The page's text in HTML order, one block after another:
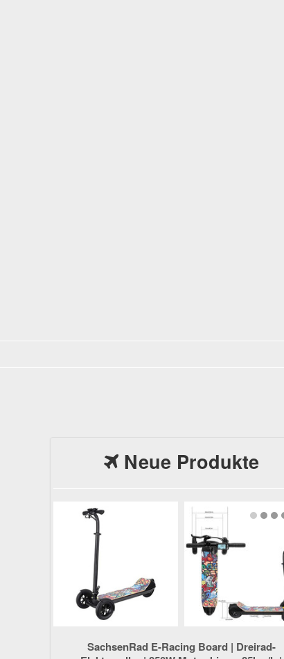
Neue Produkte
SachsenRad E-Racing Board | Dreirad-